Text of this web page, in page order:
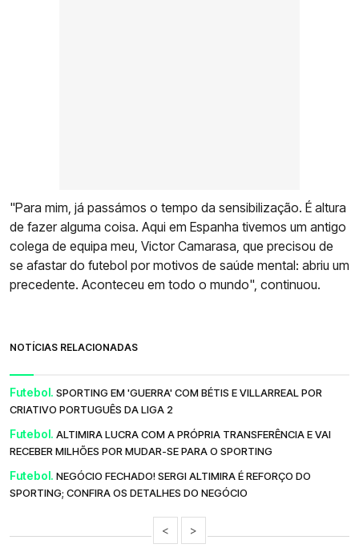
"Para mim, já passámos o tempo da sensibilização. É altura
de fazer alguma coisa. Aqui em Espanha tivemos um antigo
colega de equipa meu, Victor Camarasa, que precisou de
se afastar do futebol por motivos de saúde mental: abriu um
precedente. Aconteceu em todo o mundo", continuou.
NOTÍCIAS RELACIONADAS
Futebol. SPORTING EM 'GUERRA' COM BÉTIS E VILLARREAL POR
CRIATIVO PORTUGUÊS DA LIGA 2
Futebol. ALTIMIRA LUCRA COM A PRÓPRIA TRANSFERÊNCIA E VAI
RECEBER MILHÕES POR MUDAR-SE PARA O SPORTING
Futebol. NEGÓCIO FECHADO! SERGI ALTIMIRA É REFORÇO DO
SPORTING; CONFIRA OS DETALHES DO NEGÓCIO
< >